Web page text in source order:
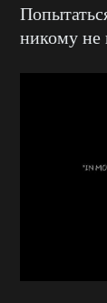
никому не